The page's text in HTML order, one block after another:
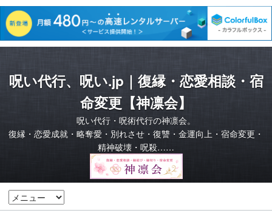
呪い代行、呪い.jp｜復縁・恋愛相談・宿
命変更【神凛会】
呪い代行・呪術代行の神凛会。
復縁・恋愛成就・略奪愛・別れさせ・復讐・金運向上・宿命変更・
精神破壊・呪殺……